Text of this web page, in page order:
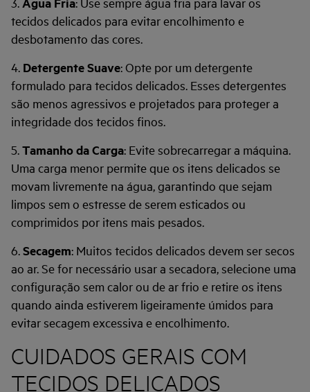
tecidos delicados para evitar encolhimento e
desbotamento das cores.
4. Detergente Suave: Opte por um detergente
formulado para tecidos delicados. Esses detergentes
são menos agressivos e projetados para proteger a
integridade dos tecidos finos.
5.Tamanho da Carga: Evite sobrecarregar a máquina.
Uma carga menor permite que os itens delicados se
movam livremente na água, garantindo que sejam
limpos sem o estresse de serem esticados ou
comprimidos por itens mais pesados.
6.Secagem: Muitos tecidos delicados devem ser secos
ao ar. Se for necessário usar a secadora, selecione uma
configuração sem calor ou de ar frio e retire os itens
quando ainda estiverem ligeiramente úmidos para
evitar secagem excessiva e encolhimento.
CUIDADOS GERAIS COM
TECIDOS DELICADOS